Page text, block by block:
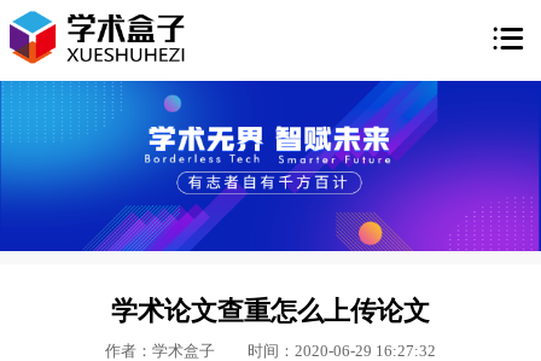

学术论文查重怎么上传论文
作者：学术盒子 时间：2020-06-29 16:27:32